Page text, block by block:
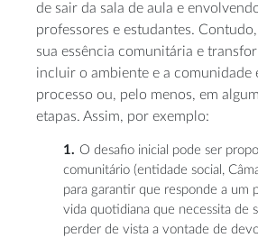
de sair da sala de aula e
professores e estudantes.
sua essência comunitária e
incluir o ambiente e a comunidade
processo ou, pelo menos, em
etapas. Assim, por exemplo:
O desafio inicial pode ser
comunitário (entidade social,
para garantir que responde a um
vida quotidiana que necessita de
perder de vista a vontade de